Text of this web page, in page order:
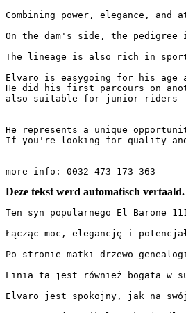
Combining power, elegance,
On the dam's side, the
The lineage is also rich in sport
Elvaro is easygoing for his age
He did his first parcours on
also suitable for junior riders
He represents a unique
If you're looking for quality and
more info: 0032 473 173 363
Deze tekst werd automatisch vertaald.
Ten syn popularnego El Barone
Łącząc moc, elegancję i
Po stronie matki drzewo
Linia ta jest również bogata w
Elvaro jest spokojny, jak na